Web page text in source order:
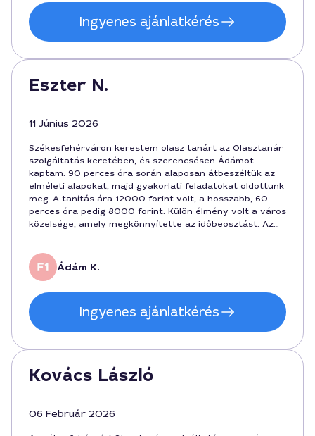
Ingyenes ajánlatkérés
Eszter N.
11 Június 2026
Székesfehérváron kerestem olasz tanárt az Olasztanár
szolgáltatás keretében, és szerencsésen Ádámot
kaptam. 90 perces óra során alaposan átbeszéltük az
elméleti alapokat, majd gyakorlati feladatokat oldottunk
meg. A tanítás ára 12000 forint volt, a hosszabb, 60
perces óra pedig 8000 forint. Külön élmény volt a város
közelsége, amely megkönnyítette az időbeosztást. Az
segítettek a dinamikus fejlődésben.
Ádám K.
Ingyenes ajánlatkérés
Kovács László
06 Február 2026